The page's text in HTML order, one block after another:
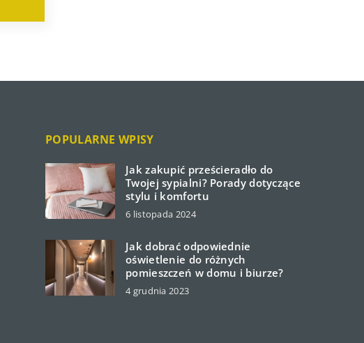
POPULARNE WPISY
Jak zakupić prześcieradło do
Twojej sypialni? Porady dotyczące
stylu i komfortu
6 listopada 2024
Jak dobrać odpowiednie
oświetlenie do różnych
pomieszczeń w domu i biurze?
4 grudnia 2023